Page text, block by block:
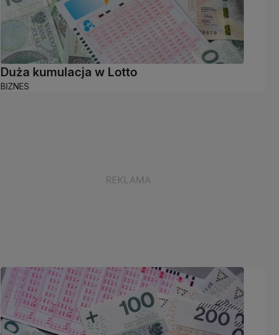
Duża kumulacja w Lotto
BIZNES